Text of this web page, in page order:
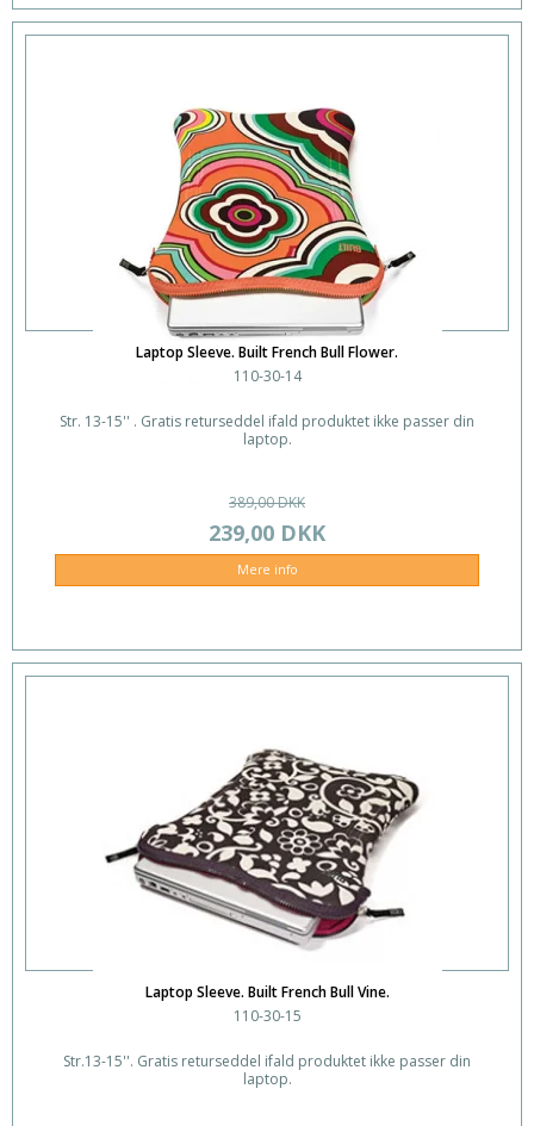
Laptop Sleeve. Built French Bull Flower.
110-30-14
Str. 13-15'' . Gratis returseddel ifald produktet ikke passer din
laptop.
389,00 DKK
239,00 DKK
Mere info
Laptop Sleeve. Built French Bull Vine.
110-30-15
Str.13-15''. Gratis returseddel ifald produktet ikke passer din
laptop.